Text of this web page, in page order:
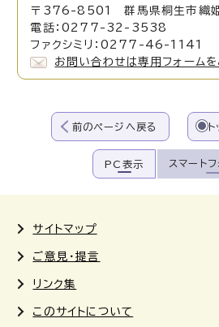
〒376-8501 群馬県桐生市織
電話：0277-32-3538
ファクシミリ：0277-46-1141
お問い合わせは専用フォームを
前のページへ戻る
PC表示 スマート
サイトマップ
ご意見・提言
リンク集
このサイトについて